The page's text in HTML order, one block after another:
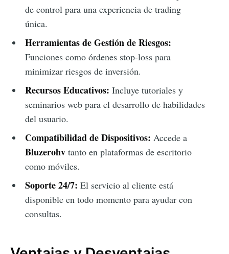
de control para una experiencia de trading
única.
Herramientas de Gestión de Riesgos:
Funciones como órdenes stop-loss para
minimizar riesgos de inversión.
Recursos Educativos: Incluye tutoriales y
seminarios web para el desarrollo de habilidades
del usuario.
Compatibilidad de Dispositivos: Accede a
Bluzerohvtanto en plataformas de escritorio
como móviles.
Soporte 24/7: El servicio al cliente está
disponible en todo momento para ayudar con
consultas.